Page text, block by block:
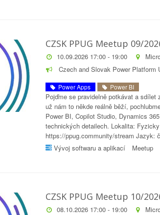
CZSK PPUG Meetup 09/
10.09.2026 17:00 - 19:00
Czech and Slovak Power Platform
Power Apps Power BI
Pojďme se pravidelně potkávat a
už nám to někde reálně běží,
Power BI, Copilot Studio, Dynamics
technických detailech. Lokalita:
https://ppug.community/stream Jazyk:
Vývoj softwaru a aplikací
Meetup
CZSK PPUG Meetup 10/
08.10.2026 17:00 - 19:00